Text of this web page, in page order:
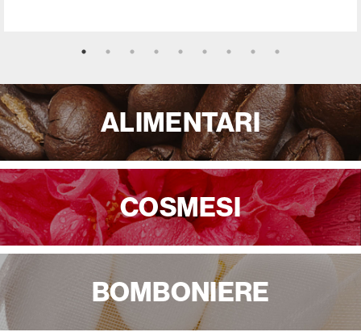
ALIMENTARI
COSMESI
BOMBONIERE